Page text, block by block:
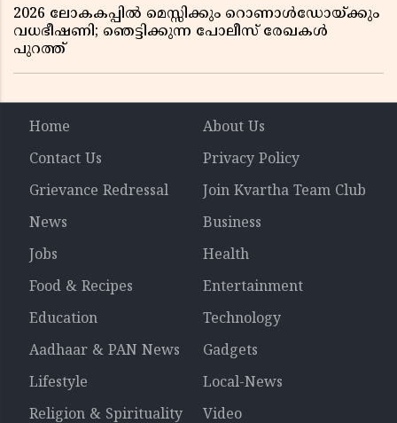
2026 ലോകകപ്പിൽ മെസ്സിക്കും റൊണാൾഡോയ്ക്കും
വധഭീഷണി; ഞെട്ടിക്കുന്ന പോലീസ് രേഖകൾ
പുറത്ത്
Home
About Us
Contact Us
Privacy Policy
Grievance Redressal
Join Kvartha Team Club
News
Business
Jobs
Health
Food & Recipes
Entertainment
Education
Technology
Aadhaar & PAN News
Gadgets
Lifestyle
Local-News
Religion & Spirituality
Video